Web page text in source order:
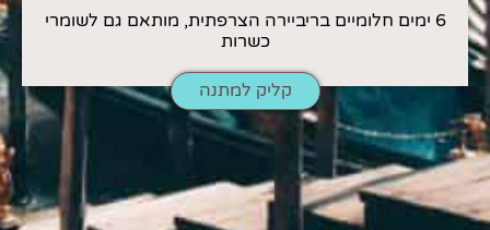
6 ימים חלומיים בריביירה הצרפתית, מותאם גם לשומרי
כשרות
קליק למתנה